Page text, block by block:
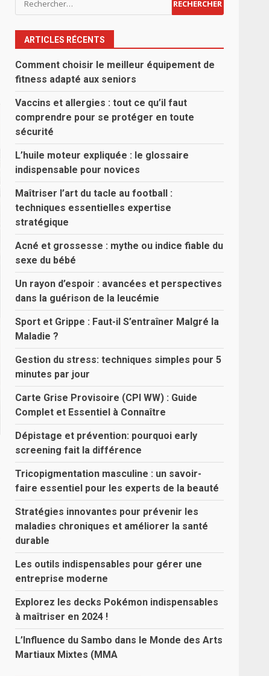
ARTICLES RÉCENTS
Comment choisir le meilleur équipement de
fitness adapté aux seniors
Vaccins et allergies : tout ce qu’il faut
comprendre pour se protéger en toute
sécurité
L’huile moteur expliquée : le glossaire
indispensable pour novices
Maîtriser l’art du tacle au football :
techniques essentielles expertise
stratégique
Acné et grossesse : mythe ou indice fiable du
sexe du bébé
Un rayon d’espoir : avancées et perspectives
dans la guérison de la leucémie
Sport et Grippe : Faut-il S’entraîner Malgré la
Maladie ?
Gestion du stress: techniques simples pour 5
minutes par jour
Carte Grise Provisoire (CPI WW) : Guide
Complet et Essentiel à Connaître
Dépistage et prévention: pourquoi early
screening fait la différence
Tricopigmentation masculine : un savoir-
faire essentiel pour les experts de la beauté
Stratégies innovantes pour prévenir les
maladies chroniques et améliorer la santé
durable
Les outils indispensables pour gérer une
entreprise moderne
Explorez les decks Pokémon indispensables
à maîtriser en 2024 !
L’Influence du Sambo dans le Monde des Arts
Martiaux Mixtes (MMA